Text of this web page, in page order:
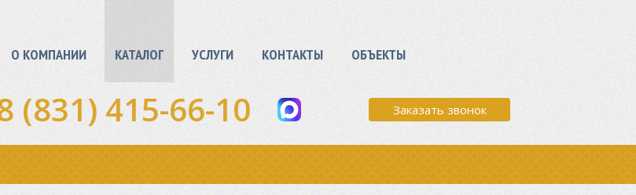
О КОМПАНИИ КАТАЛОГ УСЛУГИ КОНТАКТЫ ОБЪЕКТЫ
Заказать звонок
(831) 415-66-10